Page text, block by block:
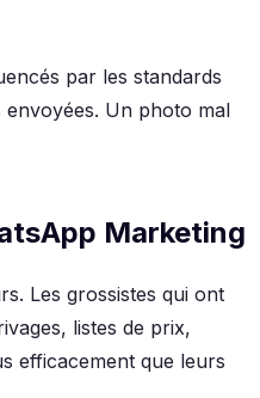
par les standards
envoyées. Un photo mal
Marketing
Les grossistes qui ont
listes de prix,
efficacement que leurs